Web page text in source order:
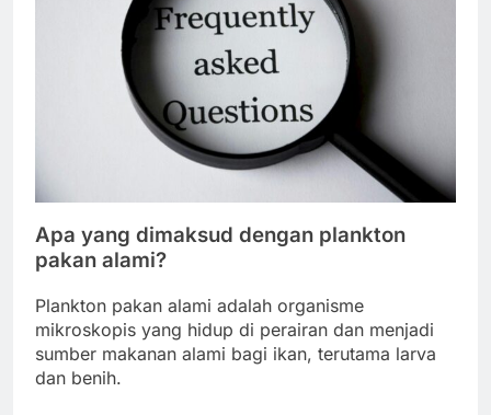
Apa yang dimaksud dengan plankton
pakan alami?
Plankton pakan alami adalah organisme
mikroskopis yang hidup di perairan dan menjadi
sumber makanan alami bagi ikan, terutama larva
dan benih.